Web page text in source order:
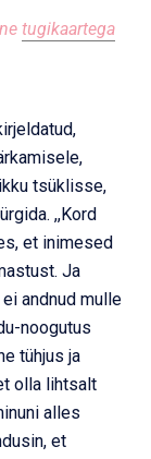
tugikaartega
tsüklisse,
,,Kord
et inimesed
Ja
andnud mulle
noogutus
tühjus ja
olla lihtsalt
alles
et